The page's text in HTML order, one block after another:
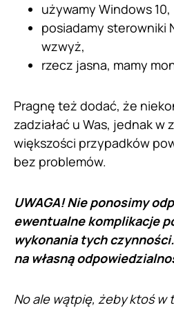
używamy Windows 10,
posiadamy sterowniki
wzwyż,
rzecz jasna, mamy
Pragnę też dodać, że
zadziałać u Was, jednak w
większości przypadków
bez problemów.
UWAGA! Nie ponosimy
ewentualne komplikacje
wykonania tych
na własną
No ale wątpię, żeby ktoś w